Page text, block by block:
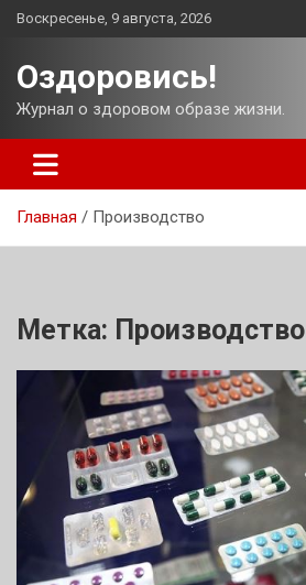
Перейти
Воскресенье, 9 августа, 2026
Оздоровись!
Журнал о здоровом образе жизни.
Главная Производство
Метка: Производство